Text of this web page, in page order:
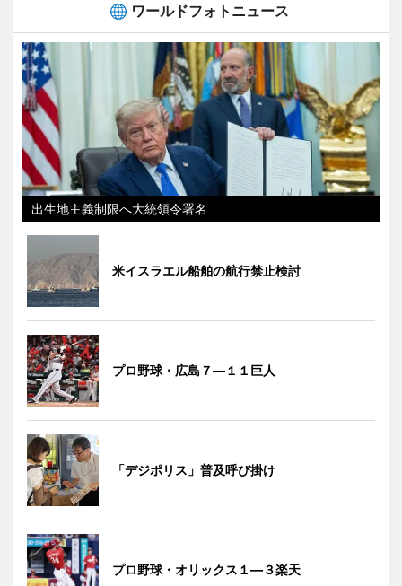
ワールドフォトニュース
出生地主義制限へ大統領令署名
米イスラエル船舶の航行禁止検討
プロ野球・広島７―１１巨人
「デジポリス」普及呼び掛け
プロ野球・オリックス１―３楽天